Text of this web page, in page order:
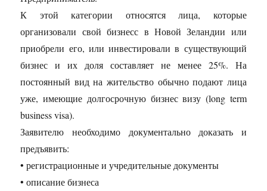
К этой категории относятся лица, которые
организовали свой бизнесс в Новой Зеландии или
приобрели его, или инвестировали в существующий
бизнес и их доля составляет не менее 25%. На
постоянный вид на жительство обычно подают лица
уже, имеющие долгосрочную бизнес визу (long term
business visa).
Заявителю необходимо документально доказать и
предъявить:
• регистрационные и учредительные документы
• описание бизнеса